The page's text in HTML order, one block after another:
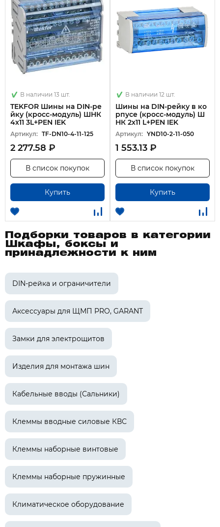
В наличии 13 шт.
TEKFOR Шины на DIN-ре
йку (кросс-модуль) ШНК
4х11 3L+PEN IEK
Артикул: TF-DN10-4-11-125
2 277.58 ₽
Купить
В список покупок
В наличии 12 шт.
Шины на DIN-рейку в ко
рпусе (кросс-модуль) Ш
НК 2х11 L+PEN IEK
Артикул: YND10-2-11-050
1 553.13 ₽
Купить
В список покупок
Подборки товаров в категории
Шкафы, боксы и
принадлежности к ним
DIN-рейка и ограничители
Аксессуары для ЩМП PRO, GARANT
Замки для электрощитов
Изделия для монтажа шин
Кабельные вводы (Сальники)
Клеммы вводные силовые КВС
Клеммы наборные винтовые
Клеммы наборные пружинные
Климатическое оборудование